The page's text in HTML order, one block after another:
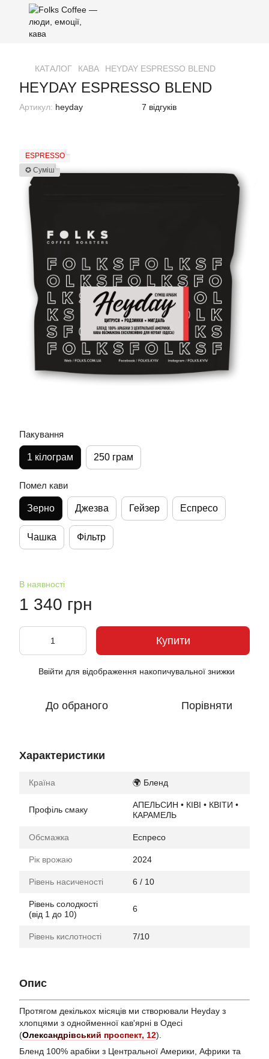
КАТАЛОГ КАВА HEYDAY ESPRESSO BLEND
HEYDAY ESPRESSO BLEND
Артикул: heyday 7 відгуків
ESPRESSO
✪ Суміш
Пакування
1 кілограм 250 грам
Помел кави
Зерно Джезва Гейзер Еспресо
Чашка Фільтр
В наявності
1 340 грн
Купити
Ввійти для відображення накопичувальної знижки
До обраного Порівняти
Характеристики
Країна 🌍 Бленд
Профіль смаку
АПЕЛЬСИН • КІВІ • КВІТИ •
КАРАМЕЛЬ
Обсмажка Еспресо
Рік врожаю 2024
Рівень насиченості 6 / 10
Рівень солодкості
(від 1 до 10)
6
Рівень кислотності 7/10
Опис
Протягом декількох місяців ми створювали Heyday з
хлопцями з однойменної кав'ярні в Одесі
(Олександрівський проспект, 12).
Бленд 100% арабіки з Центральної Америки, Африки та